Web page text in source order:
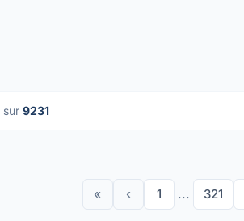
sur 9231
« ‹ 1 ... 321